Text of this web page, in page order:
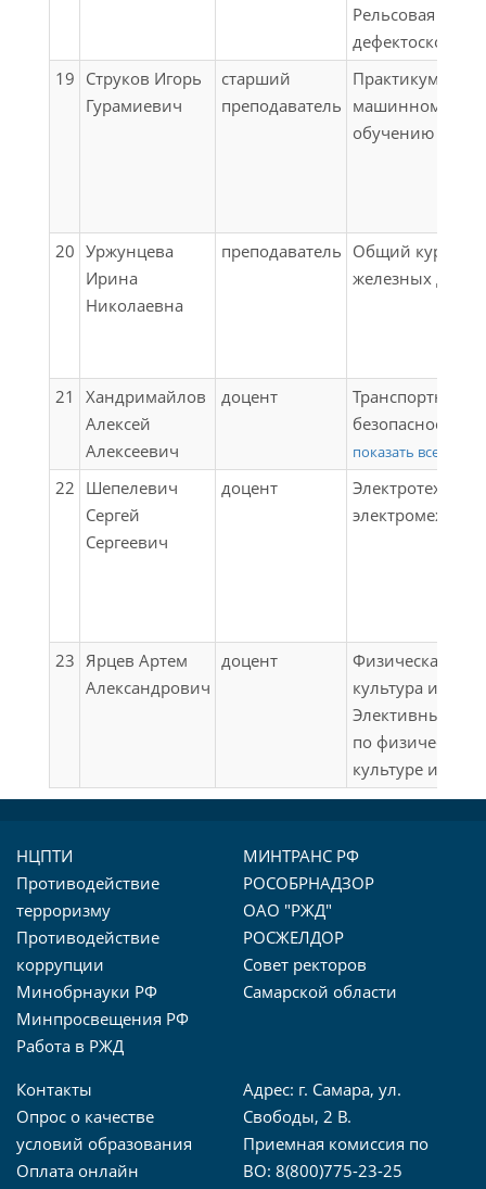
Рельсовая
дефектоскопия
19 Струков Игорь
Гурамиевич
старший
преподаватель
Практикум по
машинному
обучению
20 Уржунцева
Ирина
Николаевна
преподаватель Общий курс
железных дорог
21
Хандримайлов
Алексей
Алексеевич
доцент
Транспортная
безопасность;
Учебная
(проектно-
технологическая
(геодезическая)
технологическая
практика);
практика
(проектно-
практика
практика)
показать все
22 Шепелевич
Сергей
Сергеевич
доцент
Электротехника
23 Ярцев Артем
Александрович
доцент
Физическая
культура и
Элективные
по физической
культуре и
НЦПТИ
Противодействие
терроризму
Противодействие
коррупции
Минобрнауки РФ
Минпросвещения РФ
Работа в РЖД
МИНТРАНС РФ
РОСОБРНАДЗОР
ОАО "РЖД"
РОСЖЕЛДОР
Совет ректоров
Самарской области
Контакты
Опрос о качестве
условий образования
Оплата онлайн
Адрес: г. Самара, ул.
Свободы, 2 В.
Приемная комиссия по
ВО: 8(800)775-23-25